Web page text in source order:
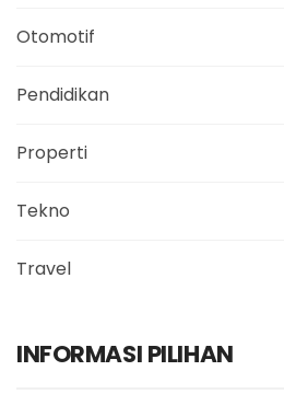
Otomotif
Pendidikan
Properti
Tekno
Travel
INFORMASI PILIHAN